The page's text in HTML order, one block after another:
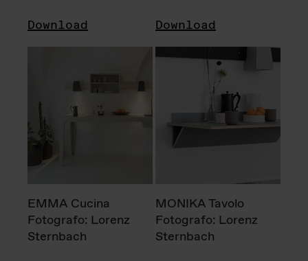
Download Download
EMMA Cucina
Fotografo: Lorenz
Sternbach
MONIKA Tavolo
Fotografo: Lorenz
Sternbach